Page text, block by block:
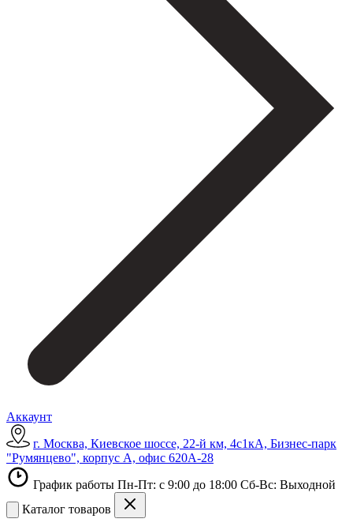
Аккаунт
г. Москва, Киевское шоссе, 22-й км, 4с1кА, Бизнес-парк
"Румянцево", корпус А, офис 620А-28
График работы Пн-Пт: с 9:00 до 18:00 Сб-Вс: Выходной
Каталог товаров